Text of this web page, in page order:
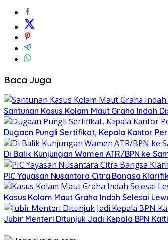
Baca Juga
Santunan Kasus Kolam Maut Graha Indah
Dugaan Pungli Sertifikat, Kepala Kantor
Di Balik Kunjungan Wamen ATR/BPN ke
PIC Yayasan Nusantara Citra Bangsa
Kasus Kolam Maut Graha Indah Selesai
Jubir Menteri Ditunjuk Jadi Kepala BPN